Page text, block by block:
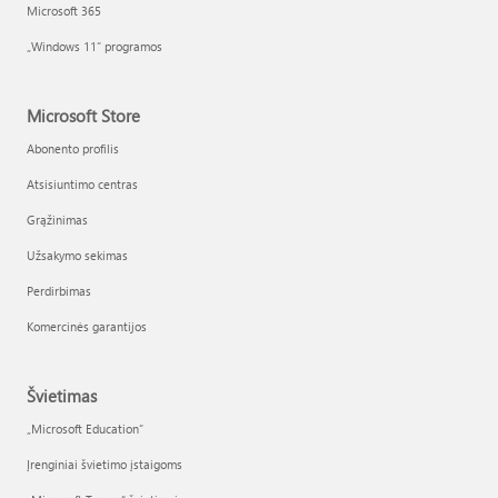
Microsoft 365
„Windows 11“ programos
Microsoft Store
Abonento profilis
Atsisiuntimo centras
Grąžinimas
Užsakymo sekimas
Perdirbimas
Komercinės garantijos
Švietimas
„Microsoft Education“
Įrenginiai švietimo įstaigoms